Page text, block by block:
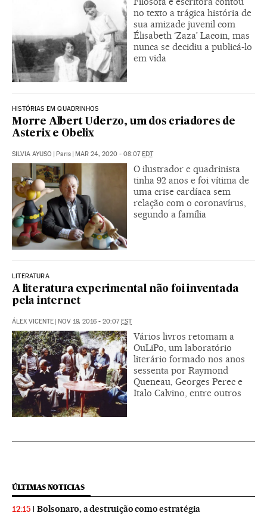
no texto a trágica história de
sua amizade juvenil com
Élisabeth ‘Zaza’ Lacoin, mas
nunca se decidiu a publicá-lo
em vida
HISTÓRIAS EM QUADRINHOS
Morre Albert Uderzo, um dos criadores de
Asterix e Obelix
SILVIA AYUSO Paris MAR 24, 2020 - 08:07 EDT
O ilustrador e quadrinista
tinha 92 anos e foi vítima de
uma crise cardíaca sem
relação com o coronavírus,
segundo a família
LITERATURA
A literatura experimental não foi inventada
pela internet
ÁLEX VICENTE NOV 19, 2016 - 20:07 EST
Vários livros retomam a
OuLiPo, um laboratório
literário formado nos anos
sessenta por Raymond
Queneau, Georges Perec e
Italo Calvino, entre outros
ÚLTIMAS NOTICIAS
12:15 Bolsonaro, a destruição como estratégia